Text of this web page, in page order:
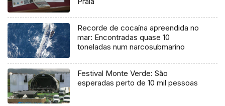
Recorde de cocaína apreendida no
mar: Encontradas quase 10
toneladas num narcosubmarino
Festival Monte Verde: São
esperadas perto de 10 mil pessoas